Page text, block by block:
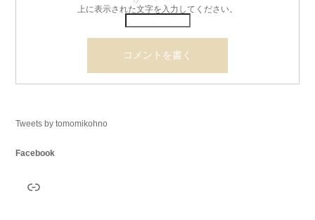
上に表示された文字を入力してください。
Tweets by tomomikohno
Facebook
リンク